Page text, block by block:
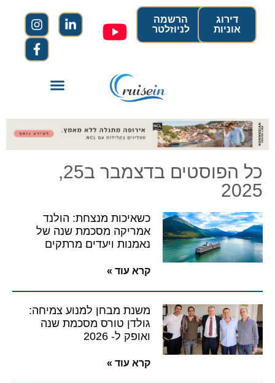
הרשמה
לניוזלטר
דירוג
אוניות
כל הפוסטים בדצמבר ב25,
2025
כשאיכות מנצחת: הולנד
אמריקה מסכמת שנה של
נאמנות ויעדים מרתקים
קרא עוד »
משנת מבחן למנוע צמיחה:
גולדן טורס מסכמת שנה
ואופק ל- 2026
קרא עוד »